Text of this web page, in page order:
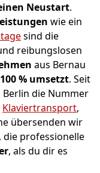
Neustart.
wie ein
sind die
reibungslosen
aus Bernau
% umsetzt. Seit
Berlin die Nummer
Klaviertransport,
übersenden wir
professionelle
, als du dir es